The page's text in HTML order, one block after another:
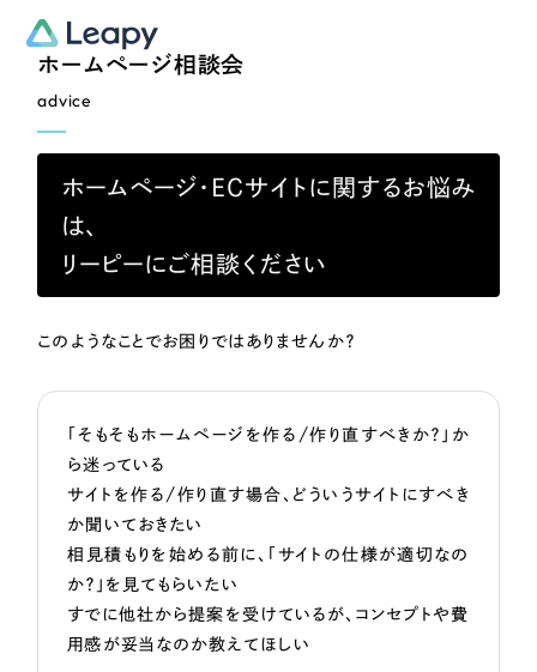
ホームページ相談会
advice
ホームページ・ECサイトに関するお悩み
は、
リーピーにご相談ください
このようなことでお困りではありませんか？
「そもそもホームページを作る/作り直すべきか？」か
ら迷っている
サイトを作る/作り直す場合、どういうサイトにすべき
か聞いておきたい
相見積もりを始める前に、「サイトの仕様が適切なの
か？」を見てもらいたい
すでに他社から提案を受けているが、コンセプトや費
用感が妥当なのか教えてほしい